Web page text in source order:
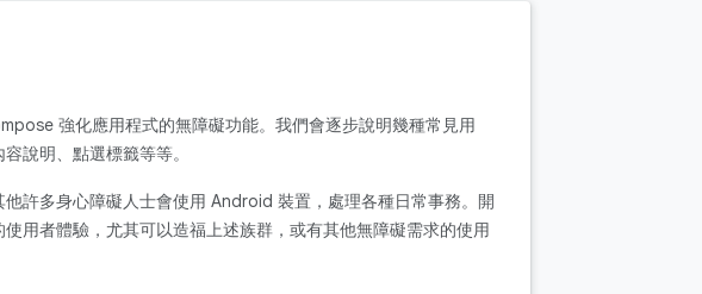
強化應用程式的無障礙功能。我們會逐步說明幾種常見用
說明、點選標籤等等。
許多身心障礙人士會使用 Android 裝置，處理各種日常事務。開
用者體驗，尤其可以造福上述族群，或有其他無障礙需求的使用